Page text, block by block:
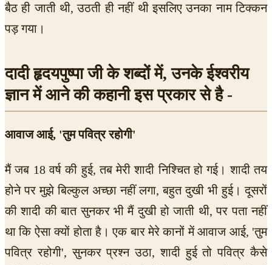
बैठ ही जाती थी, उठती ही नहीं थी इसलिए उनका नाम टिक्कन
पड़ गया।
दादी हृदयपुष्पा जी के शब्दों में, उनके ईश्वरीय
ज्ञान में आने की कहानी इस प्रकार से है -
आवाज आई, 'तुम पवित्र रहोगी'
मैं जब 18 वर्ष की हुई, तब मेरी शादी निश्चित हो गई। शादी तय
होने पर मुझे बिल्कुल अच्छा नहीं लगा, बहुत दुखी भी हुई। दूसरों
की शादी की बात सुनकर भी मैं दुखी हो जाती थी, पर पता नहीं
था कि ऐसा क्यों होता है। एक बार मेरे कानों में आवाज आई, 'तुम
पवित्र रहोगी', सुनकर प्रश्न उठा, शादी हुई तो पवित्र कैसे